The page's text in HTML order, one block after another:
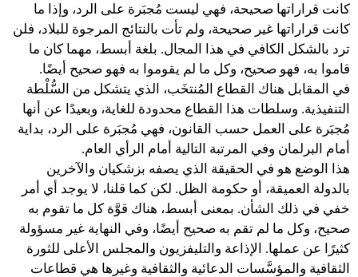
كانت قراراتها صحيحة، فهي ليست مُجبَرة على الرد، وإذا ما
كانت قراراتها غير صحيحة، ولم تأت بالنتائج المرجوة للبلاد، فلن
ترد بالشكل الكافي في هذا المجال. بلغة أبسط، مهما كان ما
قاموا به، فهو صحيح، وكل ما لم يقوموا به فهو صحيح أيضًا.
في المقابل هناك القطاع المُنتخَب، الذي يتشكل من السُّلْطة
التنفيذية. وسلطات هذا القطاع محدودة للغاية، وبعيدًا عن أنها
مُجبَرة على العمل حسب القانون، فهي مُجبَرة على الرد، بداية
أمام البرلمان وفي المرتبة التالية أمام الرأي العام.
هذا الوضع هو في الحقيقة الذي يصفه بزشكيان والآخرين
بالدولة العميقة، أو حكومة الظل. لكن كما قلنا، لا يوجد أي أمر
خفي في ذلك الشأن. بمعنى أبسط، هناك قوَّة كل ما تقوم به
صحيح، وكل ما لم تقم به صحيح أيضًا، وفي النهاية غير مسؤولة
كثيرًا عن عملها. الإذاعة والتليفزيون والمجلس الأعلى للثورة
الثقافية والمؤسَّسات الدعائية والثقافية وغيرها هي قطاعات